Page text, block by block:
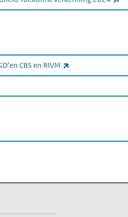
CBS en RIVM